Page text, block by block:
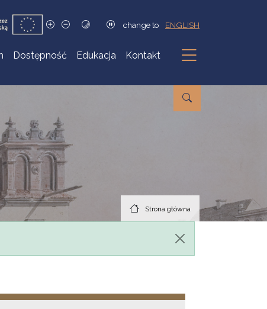
change to ENGLISH
Dostępność Edukacja Kontakt
Podmenu
Strona główna